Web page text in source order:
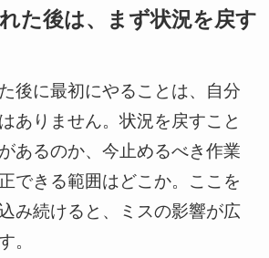
た後は、まず状況を戻す
後に最初にやることは、自分
ありません。状況を戻すこと
あるのか、今止めるべき作業
できる範囲はどこか。ここを
み続けると、ミスの影響が広
。